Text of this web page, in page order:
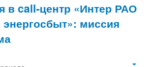
в call-центр «Интер РАО
миссия